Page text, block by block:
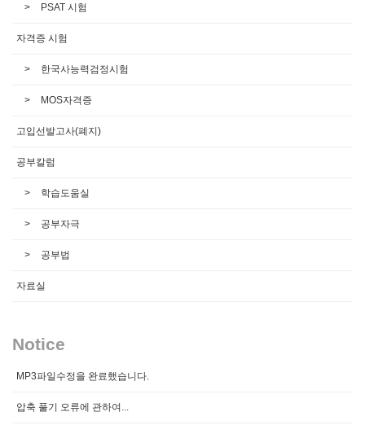
PSAT 시험
자격증 시험
한국사능력검정시험
MOS자격증
고입선발고사(폐지)
공부칼럼
학습도움실
공부자극
공부법
자료실
Notice
MP3파일수정을 완료했습니다.
압축 풀기 오류에 관하여...